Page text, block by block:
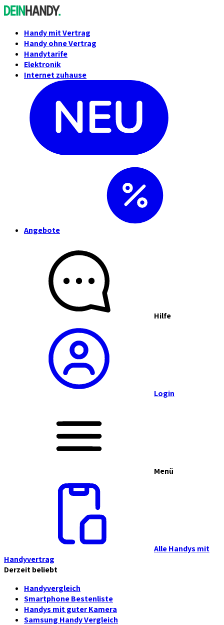
Handy mit Vertrag
Handy ohne Vertrag
Handytarife
Elektronik
Internet zuhause
Angebote
Hilfe
Login
Menü
Alle Handys mit
Handyvertrag
Derzeit beliebt
Handyvergleich
Smartphone Bestenliste
Handys mit guter Kamera
Samsung Handy Vergleich